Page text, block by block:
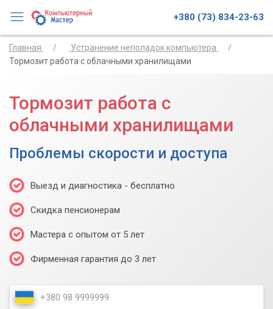
+380 (73) 834-23-63
Главная
Устранение неполадок компьютера
Тормозит работа с облачными хранилищами
Тормозит работа с
облачными хранилищами
Проблемы скорости и доступа
Выезд и диагностика - бесплатно
Скидка пенсионерам
Мастера с опытом от 5 лет
Фирменная гарантия до 3 лет